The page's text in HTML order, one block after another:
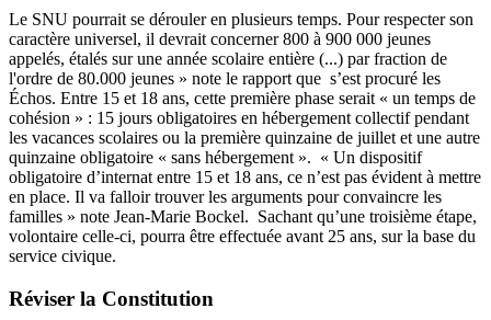
Le SNU pourrait se dérouler en plusieurs temps. Pour respecter son
caractère universel, il devrait concerner 800 à 900 000 jeunes
appelés, étalés sur une année scolaire entière (...) par fraction de
l'ordre de 80.000 jeunes » note le rapport que s’est procuré les
Échos. Entre 15 et 18 ans, cette première phase serait « un temps de
cohésion » : 15 jours obligatoires en hébergement collectif pendant
les vacances scolaires ou la première quinzaine de juillet et une autre
quinzaine obligatoire « sans hébergement ». « Un dispositif
obligatoire d’internat entre 15 et 18 ans, ce n’est pas évident à mettre
en place. Il va falloir trouver les arguments pour convaincre les
familles » note Jean-Marie Bockel. Sachant qu’une troisième étape,
volontaire celle-ci, pourra être effectuée avant 25 ans, sur la base du
service civique.
Réviser la Constitution